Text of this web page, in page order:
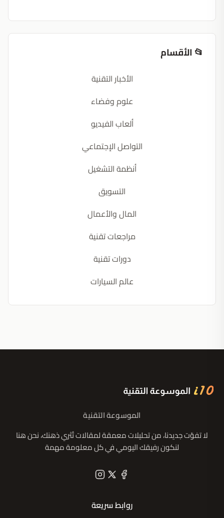
📂 الأقسام
الأخبار التقنية
علوم وفضاء
ألعاب الفيديو
التواصل الإجتماعي
أنظمة التشغيل
التسويق
المال والأعمال
مراجعات تقنية
دورات تقنية
عالم السيارات
الموسوعة التقنية
لا تفوّت جديدنا، من تحليلات معمقة لمقالات تُثري ذهنك، نحن هنا
لنكون رفيقك اليومي في كل معلومة مهمة
روابط سريعة